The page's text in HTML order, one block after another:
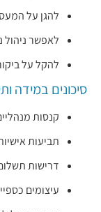
להגן על
לאפשר ניהול
להקל על
סיכונים במידה
קנסות מנהליים
תביעות
דרישות
עיצומים